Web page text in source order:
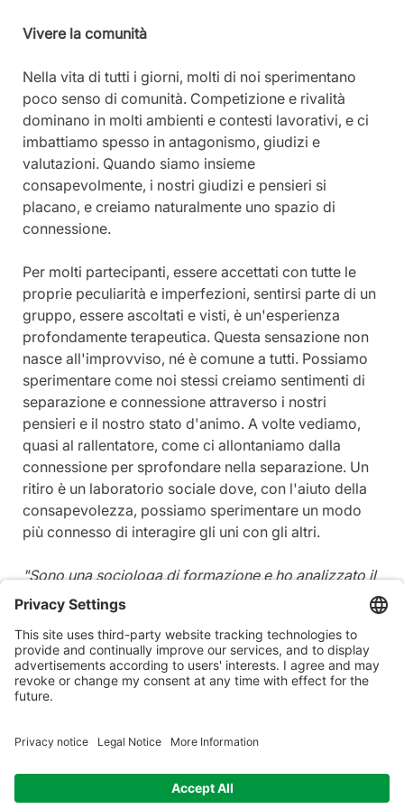
Vivere la comunità
Nella vita di tutti i giorni, molti di noi sperimentano
poco senso di comunità. Competizione e rivalità
dominano in molti ambienti e contesti lavorativi, e ci
imbattiamo spesso in antagonismo, giudizi e
valutazioni. Quando siamo insieme
consapevolmente, i nostri giudizi e pensieri si
placano, e creiamo naturalmente uno spazio di
connessione.
Per molti partecipanti, essere accettati con tutte le
proprie peculiarità e imperfezioni, sentirsi parte di un
gruppo, essere ascoltati e visti, è un'esperienza
profondamente terapeutica. Questa sensazione non
nasce all'improvviso, né è comune a tutti. Possiamo
sperimentare come noi stessi creiamo sentimenti di
separazione e connessione attraverso i nostri
pensieri e il nostro stato d'animo. A volte vediamo,
quasi al rallentatore, come ci allontaniamo dalla
connessione per sprofondare nella separazione. Un
ritiro è un laboratorio sociale dove, con l'aiuto della
consapevolezza, possiamo sperimentare un modo
più connesso di interagire gli uni con gli altri.
"Sono una sociologa di formazione e ho analizzato il
nostro processo di gruppo anche da questa
prospettiva. Non capisco come siamo riusciti a
diventare un gruppo così rapidamente. La
mindfulness sembra apportare una nuova
dimensione all'interazione sociale. E sono molto
felice di averne fatto esperienza."
Trarre ispirazione da monaci, monache e altri
praticanti.